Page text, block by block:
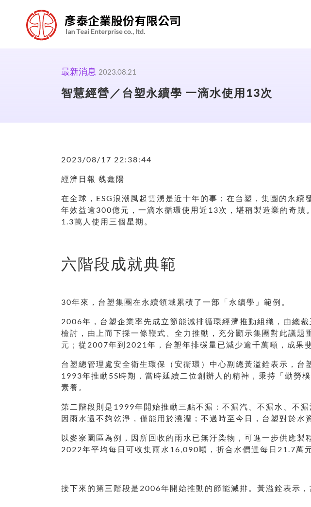
最新消息 2023.08.21
智慧經營／台塑永續學 一滴水使用13次
2023/08/17 22:38:44
經濟日報 魏鑫陽
在全球，ESG浪潮風起雲湧是近十年的事；在台塑，集團的永
年效益逾300億元，一滴水循環使用近13次，堪稱製造業的奇
1.3萬人使用三個星期。
六階段成就典範
30年來，台塑集團在永續領域累積了一部「永續學」範例。
2006年，台塑企業率先成立節能減排循環經濟推動組織，由總
檢討，由上而下採一條鞭式、全力推動，充分顯示集團對此議
元；從2007年到2021年，台塑年排碳量已減少逾千萬噸，成果斐
台塑總管理處安全衛生環保（安衛環）中心副總黃溢銓表示，
1993年推動5S時期，當時延續二位創辦人的精神，秉持「勤勞
素養。
第二階段則是1999年開始推動三點不漏：不漏汽、不漏水、不
因雨水還不夠乾淨，僅能用於澆灌；不過時至今日，台塑對於水
以麥寮園區為例，因所回收的雨水已無汙染物，可進一步供應
2022年平均每日可收集雨水16,090噸，折合水價達每日21.7萬
接下來的第三階段是2006年開始推動的節能減排。黃溢銓表示